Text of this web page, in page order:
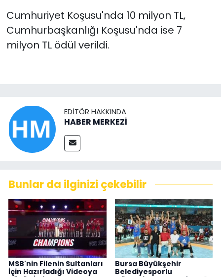
Cumhuriyet Koşusu'nda 10 milyon TL,
Cumhurbaşkanlığı Koşusu'nda ise 7
milyon TL ödül verildi.
EDITÖR HAKKINDA
HABER MERKEZİ
Bunlar da ilginizi çekebilir
MSB'nin Filenin Sultanları
İçin Hazırladığı Videoya
Bursa Büyükşehir
Belediyesporlu